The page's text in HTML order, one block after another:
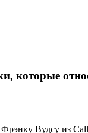
которые
Вудсу из